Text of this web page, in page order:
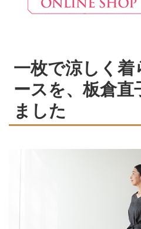
一枚で涼しく
ースを、板倉直
ました